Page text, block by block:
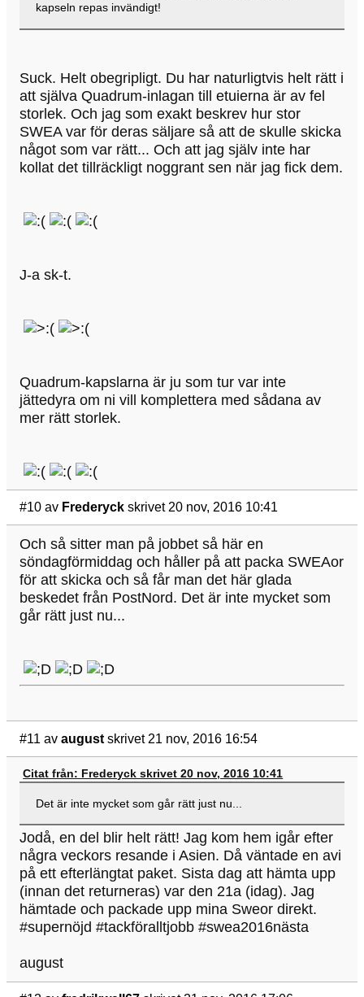
kapseln repas invändigt!
Suck. Helt obegripligt. Du har naturligtvis helt rätt i
att själva Quadrum-inlagan till etuierna är av fel
storlek. Och jag som exakt beskrev hur stor
SWEA var för deras säljare så att de skulle skicka
något som var rätt... Och att jag själv inte har
kollat det tillräckligt noggrant sen när jag fick dem.
J-a sk-t.
Quadrum-kapslarna är ju som tur var inte
jättedyra om ni vill komplettera med sådana av
mer rätt storlek.
#10 av Frederyck skrivet 20 nov, 2016 10:41
Och så sitter man på jobbet så här en
söndagförmiddag och håller på att packa SWEAor
för att skicka och så får man det här glada
beskedet från PostNord. Det är inte mycket som
går rätt just nu...
#11 av august skrivet 21 nov, 2016 16:54
Citat från: Frederyck skrivet 20 nov, 2016 10:41
Det är inte mycket som går rätt just nu...
Jodå, en del blir helt rätt! Jag kom hem igår efter
några veckors resande i Asien. Då väntade en avi
på ett efterlängtat paket. Sista dag att hämta upp
(innan det returneras) var den 21a (idag). Jag
hämtade och packade upp mina Sweor direkt.
#supernöjd #tackföralltjobb #swea2016nästa
august